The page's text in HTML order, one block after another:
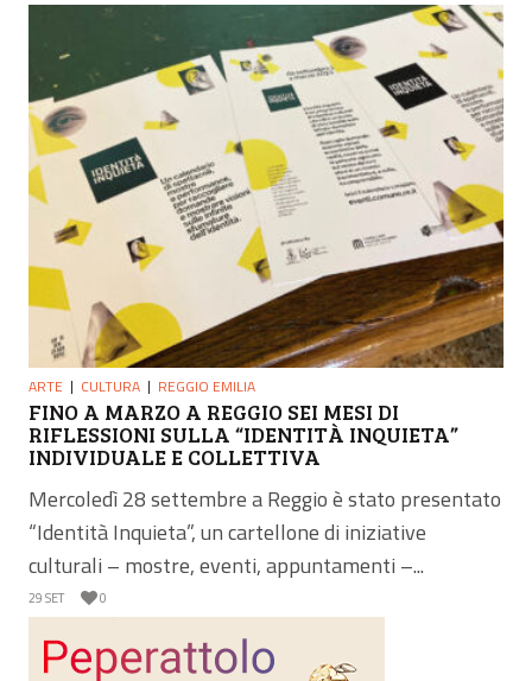
ARTE CULTURA REGGIO EMILIA
FINO A MARZO A REGGIO SEI MESI DI
RIFLESSIONI SULLA “IDENTITÀ INQUIETA”
INDIVIDUALE E COLLETTIVA
Mercoledì 28 settembre a Reggio è stato presentato
“Identità Inquieta”, un cartellone di iniziative
culturali – mostre, eventi, appuntamenti –...
29 SET 0